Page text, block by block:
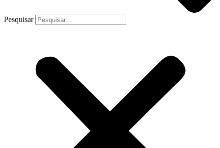
Pesquisar